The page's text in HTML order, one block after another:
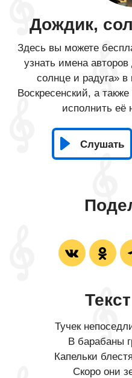
Дождик,
Здесь вы можете
узнать имена
солнце и радуга»
Воскресенский, а
исполнить её
Слушать
Тучек
В барабаны
Капельки
Скоро они